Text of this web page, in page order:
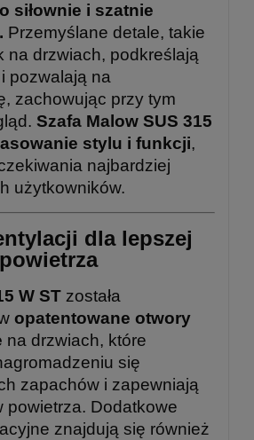
siłownie i szatnie
Przemyślane detale, takie
na drzwiach, podkreślają
pozwalają na
zachowując przy tym
Szafa Malow SUS 315
stylu i funkcji,
najbardziej
użytkowników.
dla lepszej
W ST została
opatentowane otwory
na drzwiach, które
się
zapachów i zapewniają
powietrza. Dodatkowe
znajdują się również